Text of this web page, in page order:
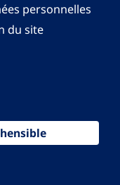
personnelles
du site